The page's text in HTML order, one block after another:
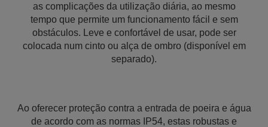
as complicações da utilização diária, ao mesmo
tempo que permite um funcionamento fácil e sem
obstáculos. Leve e confortável de usar, pode ser
colocada num cinto ou alça de ombro (disponível em
separado).
Ao oferecer proteção contra a entrada de poeira e água
de acordo com as normas IP54, estas robustas e